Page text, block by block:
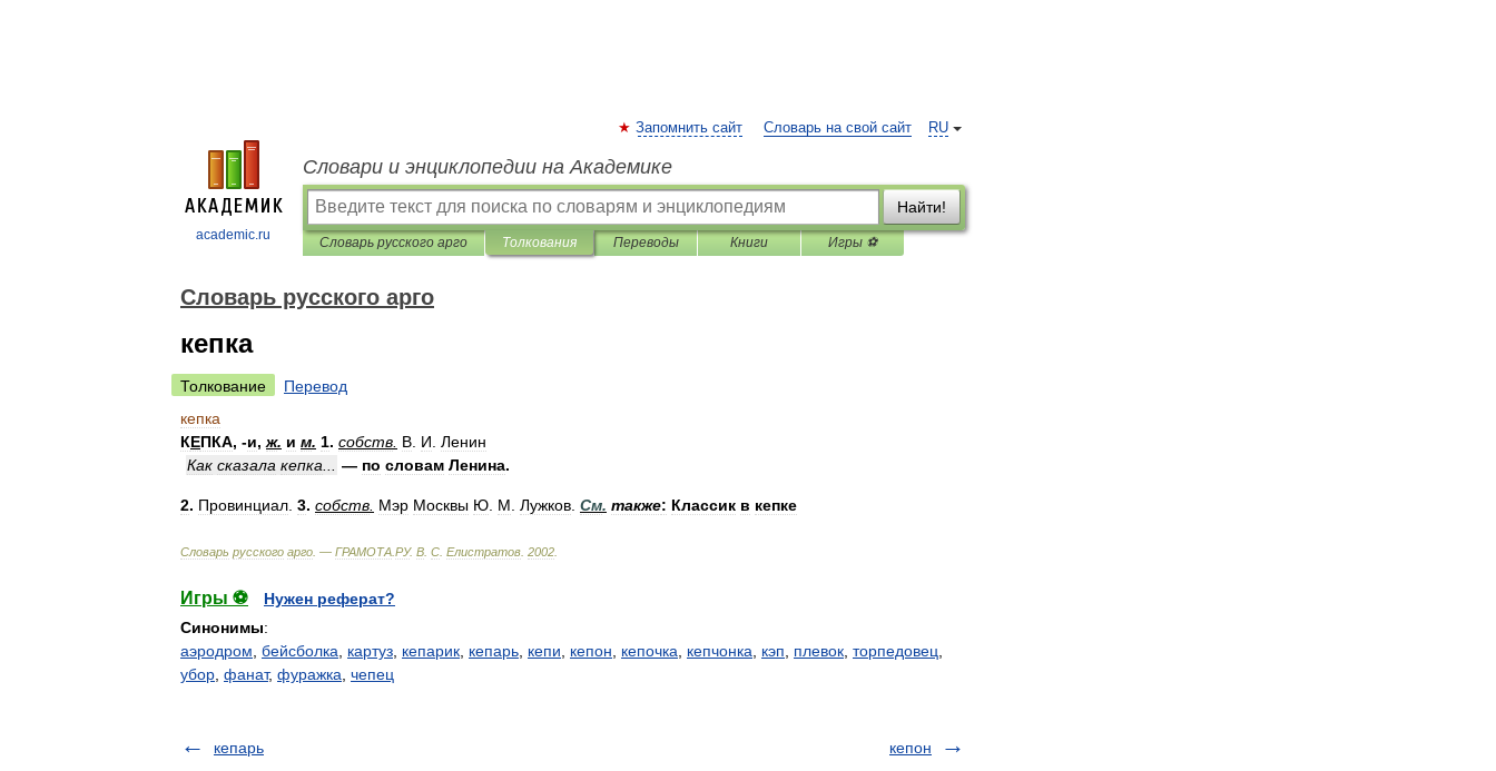
academic.ru
RU
Запомнить сайт Словарь на свой сайт
Словари и энциклопедии на Академике
Найти!
Словарь русского арго Толкования Переводы Книги Игры ⚽
Словарь русского арго
кепка
Толкование
Перевод
кепка
КЕПКА, -и, ж. и м. 1. собств В И Ленин
Как сказала кепка — по словам Ленина.
2. Провинциал 3. собств Мэр Москвы Ю М Лужков См. также: Классик в кепке
Словарь русского арго . — ГРАМОТА РУ. В С Елистратов 2002
Игры ⚽
Нужен реферат?
Синонимы:
аэродром бейсболка картуз кепарик кепарь кепи кепон кепочка кепчонка кэп плевок торпедовец
убор фанат, фуражка чепец
кепарь кепон